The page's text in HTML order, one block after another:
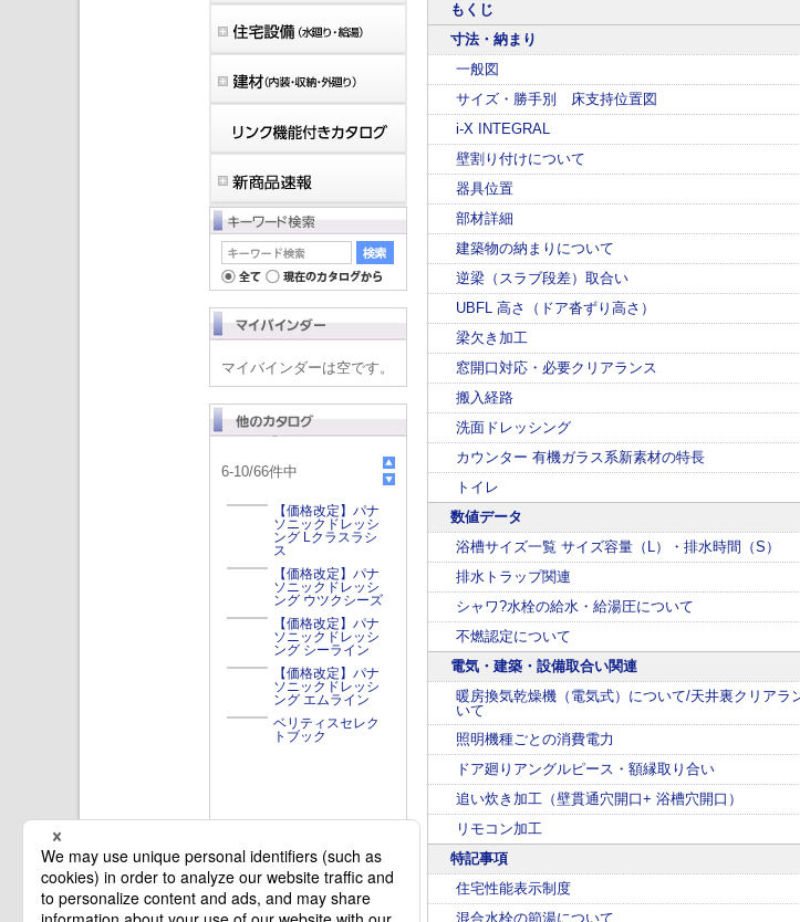
もくじ
寸法・納まり
一般図
サイズ・勝手別 床支持位置図
i-X INTEGRAL
壁割り付けについて
器具位置
部材詳細
建築物の納まりについて
逆梁（スラブ段差）取合い
UBFL 高さ（ドア沓ずり高さ）
梁欠き加工
窓開口対応・必要クリアランス
搬入経路
洗面ドレッシング
カウンター 有機ガラス系新素材の特長
トイレ
数値データ
浴槽サイズ一覧 サイズ容量（L）・排水時間（S）
排水トラップ関連
シャワ?水栓の給水・給湯圧について
不燃認定について
電気・建築・設備取合い関連
暖房換気乾燥機（電気式）について/天井裏クリアラ
いて
照明機種ごとの消費電力
ドア廻りアングルピース・額縁取り合い
追い炊き加工（壁貫通穴開口+ 浴槽穴開口）
リモコン加工
特記事項
住宅性能表示制度
混合水栓の節湯について
マイバインダーは空です。
6-10/66件中
【価格改定】パナ
ソニックドレッシ
ング Lクラスラシ
ス
【価格改定】パナ
ソニックドレッシ
ング ウツクシーズ
【価格改定】パナ
ソニックドレッシ
ング シーライン
【価格改定】パナ
ソニックドレッシ
ング エムライン
ベリティスセレク
トブック